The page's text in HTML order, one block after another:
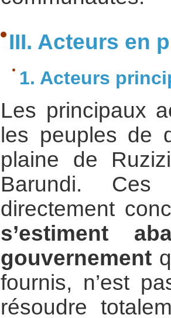
III. Acteurs en
1. Acteurs
Les principaux
les peuples de
plaine de
Barundi. Ces
directement
s’estiment
gouvernement
fournis, n’est
résoudre